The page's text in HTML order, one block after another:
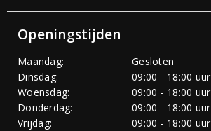
Openingstijden
Maandag:
Gesloten
Dinsdag:
09:00 - 18:00 uur
Woensdag:
09:00 - 18:00 uur
Donderdag:
09:00 - 18:00 uur
Vrijdag:
09:00 - 18:00 uur